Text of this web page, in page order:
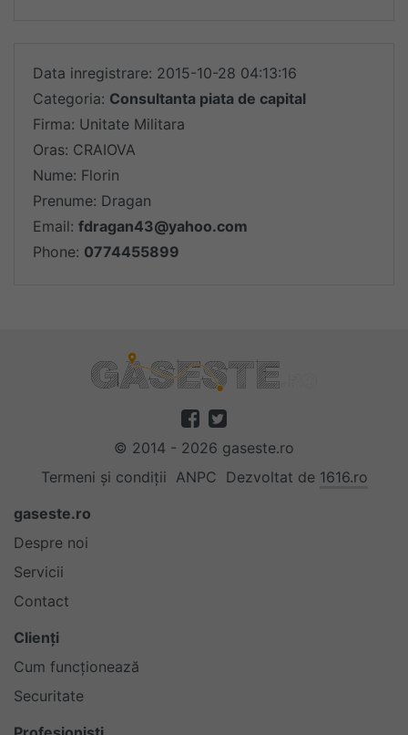
Data inregistrare: 2015-10-28 04:13:16
Categoria: Consultanta piata de capital
Firma: Unitate Militara
Oras: CRAIOVA
Nume: Florin
Prenume: Dragan
Email: fdragan43@yahoo.com
Phone: 0774455899
© 2014 - 2026 gaseste.ro
Termeni și condiții ANPC Dezvoltat de 1616.ro
gaseste.ro
Despre noi
Servicii
Contact
Clienți
Cum funcționează
Securitate